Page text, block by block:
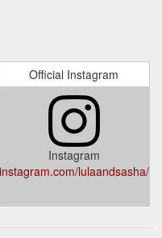
Official Instagram
Instagram
instagram.com/lulaandsasha/